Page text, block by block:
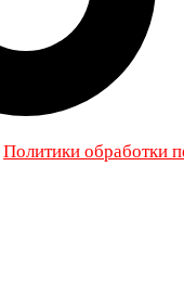
Политики обработки